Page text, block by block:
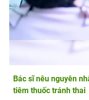
Bác sĩ nêu nguyên
tiêm thuốc tránh thai